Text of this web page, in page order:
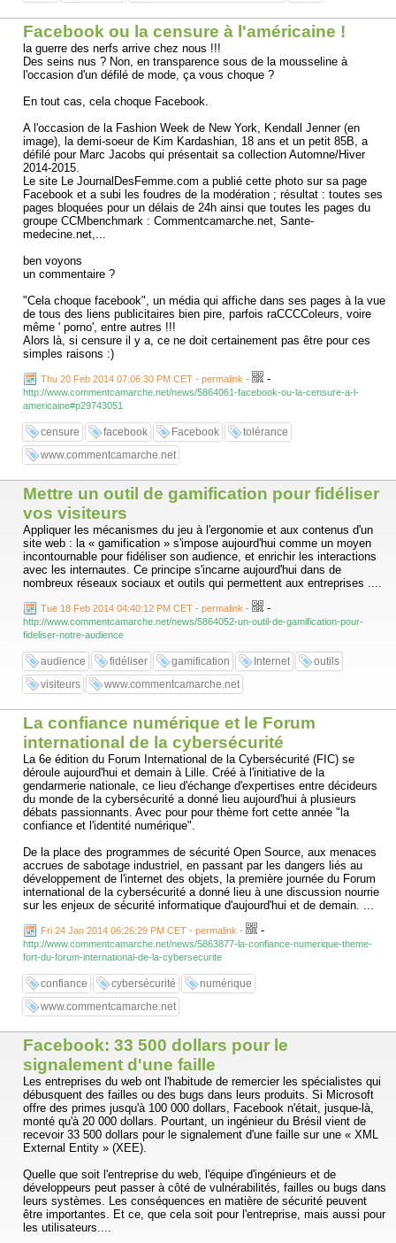
Facebook ou la censure à l'américaine !
la guerre des nerfs arrive chez nous !!!
Des seins nus ? Non, en transparence sous de la mousseline à
l'occasion d'un défilé de mode, ça vous choque ?
En tout cas, cela choque Facebook.
A l'occasion de la Fashion Week de New York, Kendall Jenner (en
image), la demi-soeur de Kim Kardashian, 18 ans et un petit 85B, a
défilé pour Marc Jacobs qui présentait sa collection Automne/Hiver
2014-2015.
Le site Le JournalDesFemme.com a publié cette photo sur sa page
Facebook et a subi les foudres de la modération ; résultat : toutes ses
pages bloquées pour un délais de 24h ainsi que toutes les pages du
groupe CCMbenchmark : Commentcamarche.net, Sante-
medecine.net,...
ben voyons
un commentaire ?
"Cela choque facebook", un média qui affiche dans ses pages à la vue
de tous des liens publicitaires bien pire, parfois raCCCColeurs, voire
même ' porno', entre autres !!!
Alors là, si censure il y a, ce ne doit certainement pas être pour ces
simples raisons :)
Thu 20 Feb 2014 07:06:30 PM CET - permalink - -
http://www.commentcamarche.net/news/5864061-facebook-ou-la-censure-a-l-
americaine#p29743051
censure facebook Facebook
tolérance
www.commentcamarche.net
Mettre un outil de gamification pour fidéliser
vos visiteurs
Appliquer les mécanismes du jeu à l'ergonomie et aux contenus d'un
site web : la « gamification » s'impose aujourd'hui comme un moyen
incontournable pour fidéliser son audience, et enrichir les interactions
avec les internautes. Ce principe s'incarne aujourd'hui dans de
nombreux réseaux sociaux et outils qui permettent aux entreprises ....
Tue 18 Feb 2014 04:40:12 PM CET - permalink - -
http://www.commentcamarche.net/news/5864052-un-outil-de-gamification-pour-
fideliser-notre-audience
audience fidéliser gamification Internet
outils
visiteurs
www.commentcamarche.net
La confiance numérique et le Forum
international de la cybersécurité
La 6e édition du Forum International de la Cybersécurité (FIC) se
déroule aujourd'hui et demain à Lille. Créé à l'initiative de la
gendarmerie nationale, ce lieu d'échange d'expertises entre décideurs
du monde de la cybersécurité a donné lieu aujourd'hui à plusieurs
débats passionnants. Avec pour pour thème fort cette année "la
confiance et l'identité numérique".
De la place des programmes de sécurité Open Source, aux menaces
accrues de sabotage industriel, en passant par les dangers liés au
développement de l'internet des objets, la première journée du Forum
international de la cybersécurité a donné lieu à une discussion nourrie
sur les enjeux de sécurité informatique d'aujourd'hui et de demain. ...
Fri 24 Jan 2014 06:26:29 PM CET - permalink - -
http://www.commentcamarche.net/news/5863877-la-confiance-numerique-theme-
fort-du-forum-international-de-la-cybersecurite
confiance cybersécurité
numérique
www.commentcamarche.net
Facebook: 33 500 dollars pour le
signalement d'une faille
Les entreprises du web ont l'habitude de remercier les spécialistes qui
débusquent des failles ou des bugs dans leurs produits. Si Microsoft
offre des primes jusqu'à 100 000 dollars, Facebook n'était, jusque-là,
monté qu'à 20 000 dollars. Pourtant, un ingénieur du Brésil vient de
recevoir 33 500 dollars pour le signalement d'une faille sur une « XML
External Entity » (XEE).
Quelle que soit l'entreprise du web, l'équipe d'ingénieurs et de
développeurs peut passer à côté de vulnérabilités, failles ou bugs dans
leurs systèmes. Les conséquences en matière de sécurité peuvent
être importantes. Et ce, que cela soit pour l'entreprise, mais aussi pour
les utilisateurs....